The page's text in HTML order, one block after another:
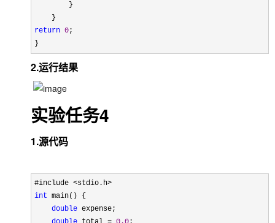
        }
return 0;
}
2.运行结果
实验任务4
1.源代码
int main() {
double expense;